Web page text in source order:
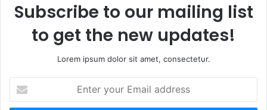
Subscribe to our mailing list
to get the new updates!
Lorem ipsum dolor sit amet, consectetur.
your
Email